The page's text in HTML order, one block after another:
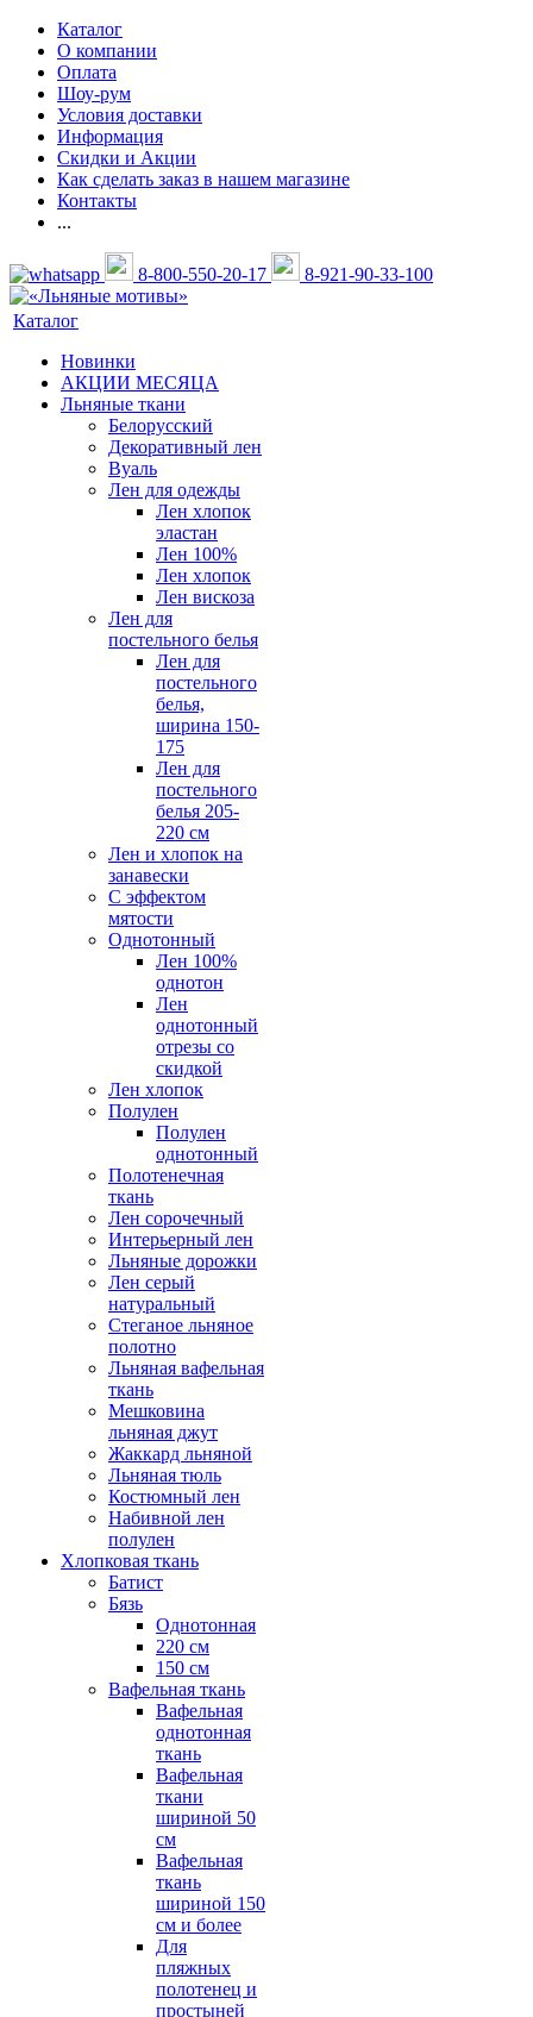
Каталог
О компании
Оплата
Шоу-рум
Условия доставки
Информация
Скидки и Акции
Как сделать заказ в нашем магазине
Контакты
...
8-800-550-20-17 8-921-90-33-100
Каталог
Новинки
АКЦИИ МЕСЯЦА
Льняные ткани
Белорусский
Декоративный лен
Вуаль
Лен для одежды
Лен хлопок
эластан
Лен 100%
Лен хлопок
Лен вискоза
Лен для
постельного белья
Лен для
постельного
белья,
ширина 150-
175
Лен для
постельного
белья 205-
220 см
Лен и хлопок на
занавески
С эффектом
мятости
Однотонный
Лен 100%
однотон
Лен
однотонный
отрезы со
скидкой
Лен хлопок
Полулен
Полулен
однотонный
Полотенечная
ткань
Лен сорочечный
Интерьерный лен
Льняные дорожки
Лен серый
натуральный
Стеганое льняное
полотно
Льняная вафельная
ткань
Мешковина
льняная джут
Жаккард льняной
Льняная тюль
Костюмный лен
Набивной лен
полулен
Хлопковая ткань
Батист
Бязь
Однотонная
220 см
150 см
Вафельная ткань
Вафельная
однотонная
ткань
Вафельная
ткани
шириной 50
см
Вафельная
ткань
шириной 150
см и более
Для
пляжных
полотенец и
простыней